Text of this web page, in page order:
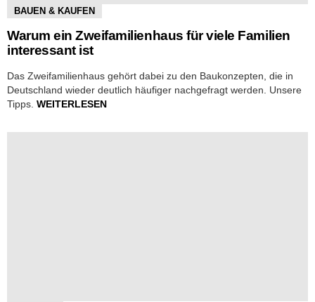
BAUEN & KAUFEN
Warum ein Zweifamilienhaus für viele Familien
interessant ist
Das Zweifamilienhaus gehört dabei zu den Baukonzepten, die in
Deutschland wieder deutlich häufiger nachgefragt werden. Unsere
Tipps. WEITERLESEN